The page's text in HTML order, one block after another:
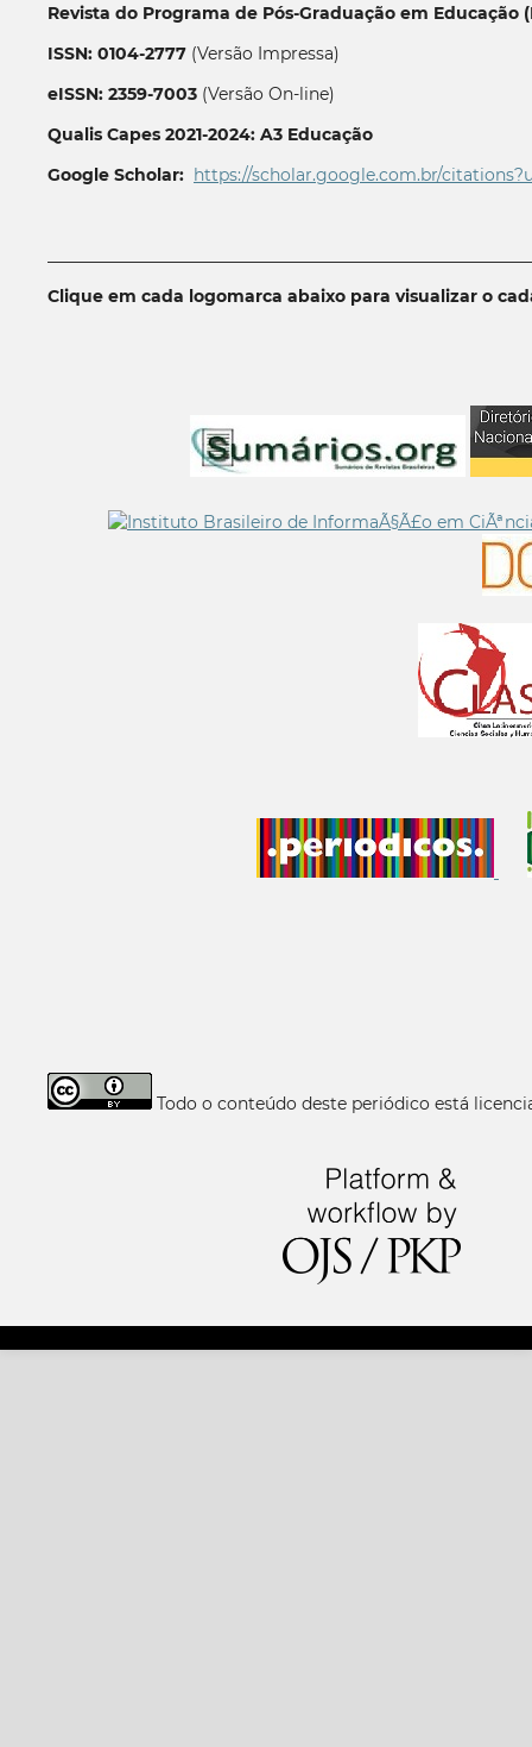
Revista do Programa de Pós-Graduação em Educação
ISSN: 0104-2777(Versão Impressa)
eISSN: 2359-7003(Versão On-line)
Qualis Capes 2021-2024: A3 Educação
Google Scholar: https://scholar.google.com.br/
Clique em cada logomarca abaixo para visualizar o
Todo o conteúdo deste periódico está